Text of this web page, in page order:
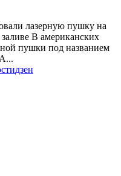
лазерную пушку на
В американских
пушки под названием
дзен